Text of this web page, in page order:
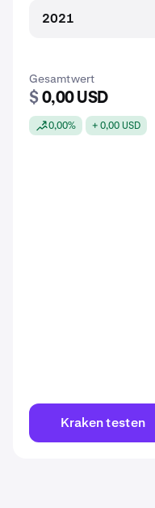
2021
Gesamtwert
$ 0,00 USD
0,00% + 0,00 USD
Kraken testen